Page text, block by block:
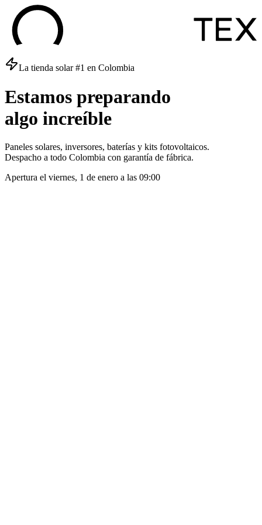
La tienda solar #1 en Colombia
Estamos preparando
algo increíble
Paneles solares, inversores, baterías y kits fotovoltaicos.
Despacho a todo Colombia con garantía de fábrica.
Apertura el viernes, 1 de enero a las 09:00